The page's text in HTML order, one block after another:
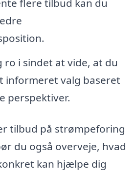
flere tilbud kan du
ro i sindet at vide, at du
informeret valg baseret
perspektiver.
tilbud på strømpeforing
du også overveje, hvad
kan hjælpe dig